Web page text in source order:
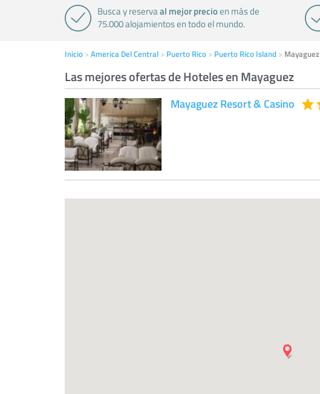
Busca y reservaal mejor precioen más de
75.000 alojamientos en todo el mundo.
Inicio America Del Central Puerto Rico Puerto Rico Island Mayaguez
Las mejores ofertas de Hoteles en Mayaguez
Mayaguez Resort & Casino